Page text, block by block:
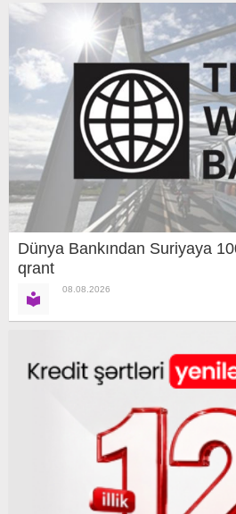
Dünya Bankından Suriyaya
qrant
08.08.2026